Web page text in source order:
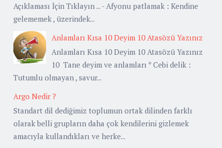
Açıklaması İçin Tıklayın ... - Afyonu patlamak : Kendine
gelememek , üzerindek...
Anlamları Kısa 10 Deyim 10 Atasözü Yazınız
Anlamları Kısa 10 Deyim 10 Atasözü Yazınız
10 Tane deyim ve anlamları * Cebi delik :
Tutumlu olmayan , savur...
Argo Nedir ?
Standart dil dediğimiz toplumun ortak dilinden farklı
olarak belli grupların daha çok kendilerini gizlemek
amacıyla kullandıkları ve herke...